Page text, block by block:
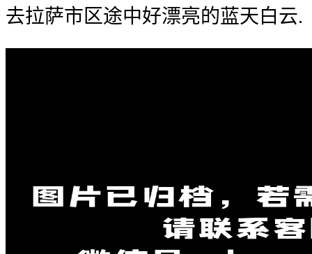
去拉萨市区途中好漂亮的蓝天白云.